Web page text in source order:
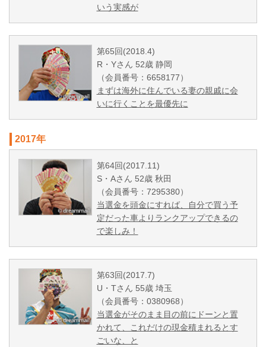
いう実感が
第65回(2018.4)
R・Yさん 52歳 静岡
（会員番号：6658177）
まずは海外に住んでいる妻の親戚に会
いに行くことを最優先に
2017年
第64回(2017.11)
S・Aさん 52歳 秋田
（会員番号：7295380）
当選金を頭金にすれば、自分で買う予
定だった車よりランクアップできるの
で楽しみ！
第63回(2017.7)
U・Tさん 55歳 埼玉
（会員番号：0380968）
当選金がそのまま目の前にドーンと置
かれて、これだけの現金積まれるとす
ごいな、と